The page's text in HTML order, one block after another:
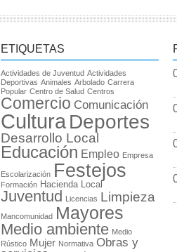
ETIQUETAS
Actividades de Juventud Actividades
Deportivas Animales Arbolado Carrera
Popular Centro de Salud Centros
Comercio Comunicación
CulturaDeportes
Desarrollo Local
Educación Empleo Empresa
Escolarización Festejos
Formación Hacienda Local
Juventud Licencias Limpieza
Mancomunidad Mayores
Medio ambiente Medio
Rústico Mujer Normativa Obras y